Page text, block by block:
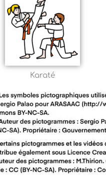
Karaté